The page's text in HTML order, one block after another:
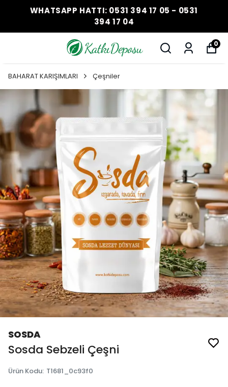
WHATSAPP HATTI: 0531 394 17 05 - 0531
394 17 04
0
BAHARAT KARIŞIMLARI Çeşniler
SOSDA
Sosda Sebzeli Çeşni
Ürün Kodu: T1681_0c93f0